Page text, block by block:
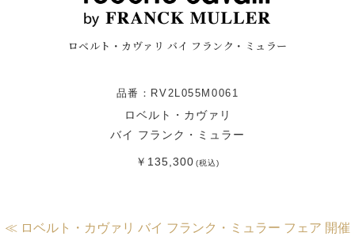
ロベルト・カヴァリ バイ フランク・ミュラー
品番：RV2L055M0061
ロベルト・カヴァリ
バイ フランク・ミュラー
￥135,300(税込)
≪ ロベルト・カヴァリ バイ フランク・ミュラー フェア 開催